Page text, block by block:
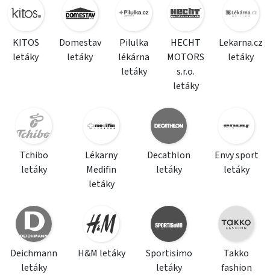
KITOS
letáky
Domestav
letáky
Pilulka
lékárna
letáky
HECHT
MOTORS
s.r.o.
letáky
Lekarna.cz
letáky
Tchibo
letáky
Lékarny
Medifin
letáky
Decathlon
letáky
Envy sport
letáky
Deichmann
letáky
H&M letáky
Sportisimo
letáky
Takko
fashion